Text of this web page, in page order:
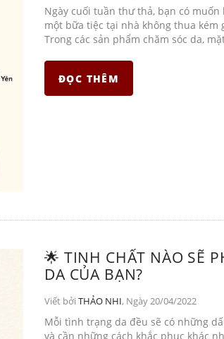
Ngày cuối tuần thư thả, bạn có
một bữa tiệc tại nhà không thua kém
Trong các sản phẩm chăm sóc da,
ĐỌC THÊM
🌟 TINH CHẤT NÀO SẼ
DA CỦA BẠN?
Viết bởi THẢO NHI, Ngày 20/04/2022
Mỗi tình trạng da đều sẽ có những
và cần những cách khắc phục khác